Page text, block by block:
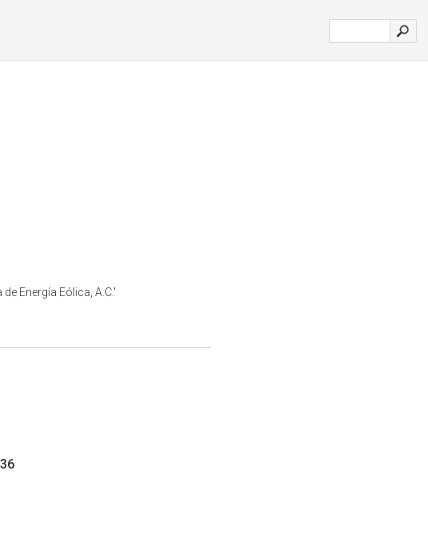
Energía Eólica, A.C.'